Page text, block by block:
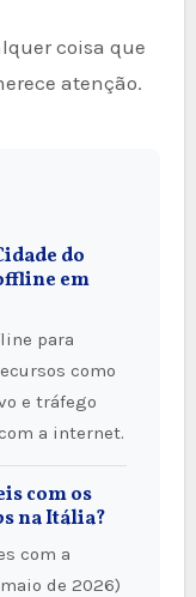
coisa que
atenção.
do
em
como
e tráfego
a internet.
com os
na Itália?
de 2026)